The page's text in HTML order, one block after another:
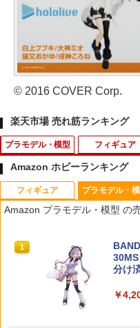
© 2016 COVER Corp.
楽天市場 売れ筋ランキング
プラモデル・模型
1
ット
フィギュア
1
【当
【中
チャ
仮面
フィ
￥
1
《今
スマ
SBD
Amazon ホビーランキング
フィギュア
1
ツ（
RX
プラモデル・
Amazon プラモデル・模型 の
1
分け
￥